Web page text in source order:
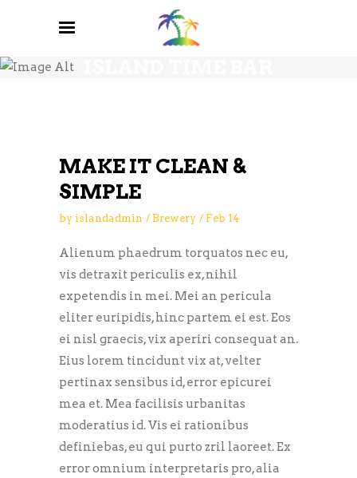
BREWERY BLOG
MAKE IT CLEAN &
SIMPLE
by islandadmin Brewery Feb 14
Alienum phaedrum torquatos nec eu,
vis detraxit periculis ex, nihil
expetendis in mei. Mei an pericula
eliter euripidis, hinc partem ei est. Eos
ei nisl graecis, vix aperiri consequat an.
Eius lorem tincidunt vix at, velter
pertinax sensibus id, error epicurei
mea et. Mea facilisis urbanitas
moderatius id. Vis ei rationibus
definiebas, eu qui purto zril laoreet. Ex
error omnium interpretaris pro, alia